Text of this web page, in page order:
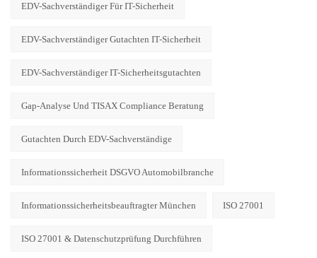
EDV-Sachverständiger Für IT-Sicherheit
EDV-Sachverständiger Gutachten IT-Sicherheit
EDV-Sachverständiger IT-Sicherheitsgutachten
Gap-Analyse Und TISAX Compliance Beratung
Gutachten Durch EDV-Sachverständige
Informationssicherheit DSGVO Automobilbranche
Informationssicherheitsbeauftragter München ISO 27001
ISO 27001 & Datenschutzprüfung Durchführen